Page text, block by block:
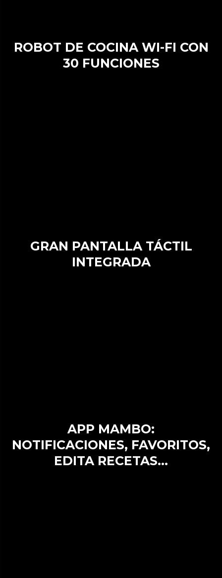
ROBOT DE COCINA WI-FI CON
30 FUNCIONES
GRAN PANTALLA TÁCTIL
INTEGRADA
APP MAMBO:
NOTIFICACIONES, FAVORITOS,
EDITA RECETAS…